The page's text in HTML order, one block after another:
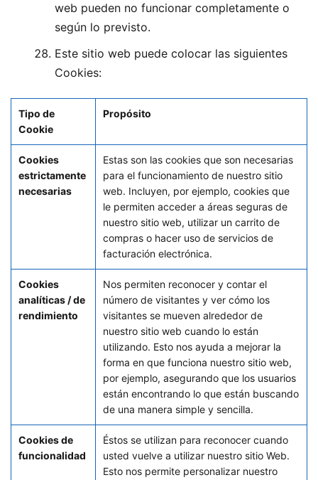
web pueden no funcionar completamente o
según lo previsto.
Este sitio web puede colocar las siguientes
Cookies:
Tipo de
Cookie
Propósito
Cookies
estrictamente
necesarias
Estas son las cookies que son necesarias
para el funcionamiento de nuestro sitio
web. Incluyen, por ejemplo, cookies que
le permiten acceder a áreas seguras de
nuestro sitio web, utilizar un carrito de
compras o hacer uso de servicios de
facturación electrónica.
Cookies
analíticas / de
rendimiento
Nos permiten reconocer y contar el
número de visitantes y ver cómo los
visitantes se mueven alrededor de
nuestro sitio web cuando lo están
utilizando. Esto nos ayuda a mejorar la
forma en que funciona nuestro sitio web,
por ejemplo, asegurando que los usuarios
están encontrando lo que están buscando
de una manera simple y sencilla.
Cookies de
funcionalidad
Éstos se utilizan para reconocer cuando
usted vuelve a utilizar nuestro sitio Web.
Esto nos permite personalizar nuestro